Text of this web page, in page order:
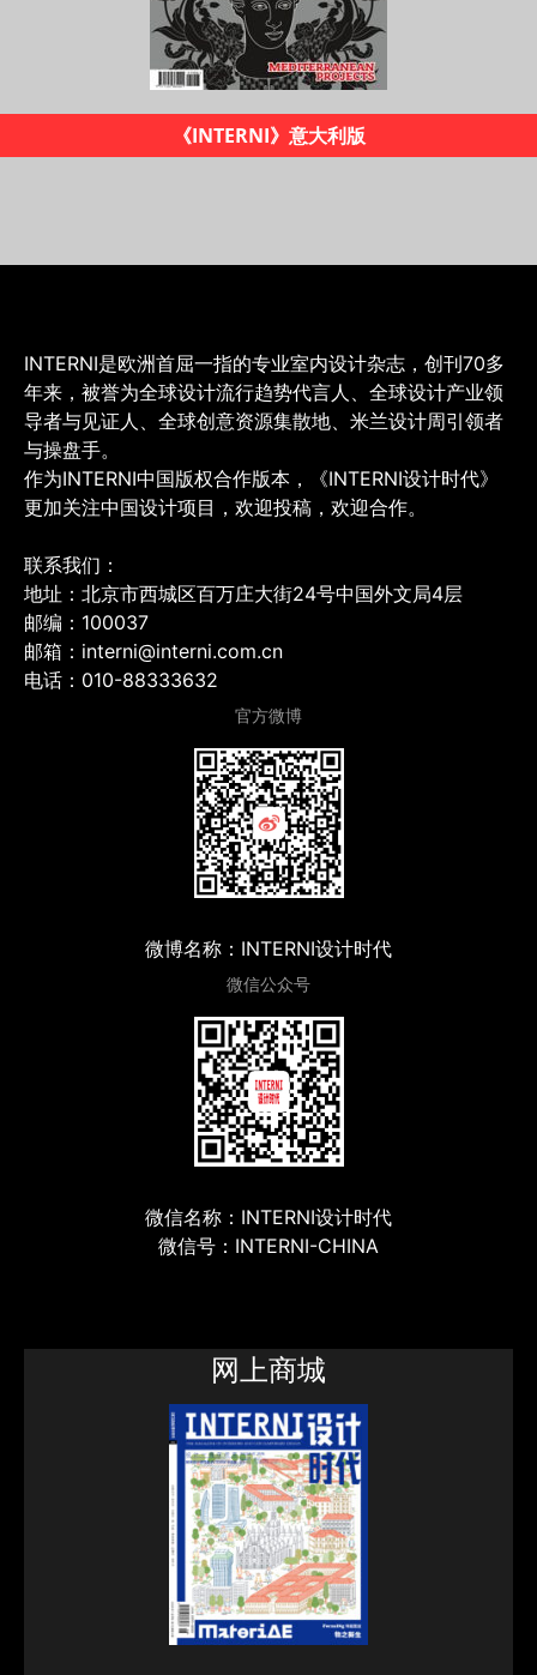
《INTERNI设计时代》杂志
INTERNI是欧洲首屈一指的专业室内设计杂志，创刊70多
年来，被誉为全球设计流行趋势代言人、全球设计产业领
导者与见证人、全球创意资源集散地、米兰设计周引领者
与操盘手。
作为INTERNI中国版权合作版本，《INTERNI设计时代》
更加关注中国设计项目，欢迎投稿，欢迎合作。
联系我们：
地址：北京市西城区百万庄大街24号中国外文局4层
邮编：100037
邮箱：interni@interni.com.cn
电话：010-88333632
官方微博
微博名称：INTERNI设计时代
微信公众号
微信名称：INTERNI设计时代
微信号：INTERNI-CHINA
网上商城